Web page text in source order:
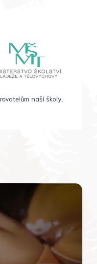
naší školy.